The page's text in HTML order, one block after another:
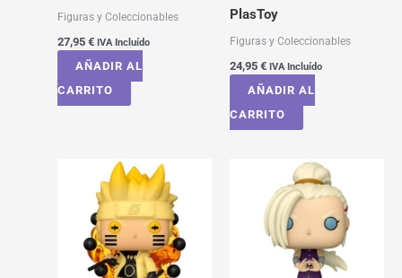
Figuras y Coleccionables
27,95 € IVA Incluído
AÑADIR AL
CARRITO
PlasToy
Figuras y Coleccionables
24,95 € IVA Incluído
AÑADIR AL
CARRITO